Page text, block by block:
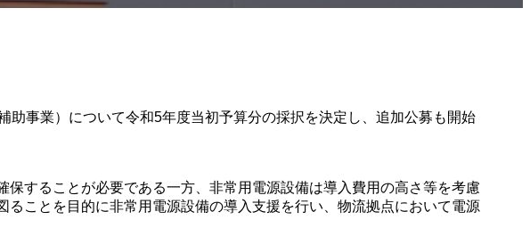
事業）について令和5年度当初予算分の採択を決定し、追加公募も開始
することが必要である一方、非常用電源設備は導入費用の高さ等を考慮
ことを目的に非常用電源設備の導入支援を行い、物流拠点において電源